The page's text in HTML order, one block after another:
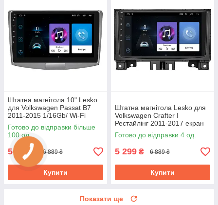
Штатна магнітола 10" Lesko
для Volkswagen Passat B7
2011-2015 1/16Gb/ Wi-Fi
Optima Вольксваген
Готово до відправки більше
100 од.
5 299₴ 6 889 ₴
Купити
Штатна магнітола Lesko для
Volkswagen Crafter I
Рестайлінг 2011-2017 екран
9" 1/16Gb Wi-Fi GPS Base
Готово до відправки 4 од.
5 299 ₴ 6 889 ₴
Купити
Показати ще